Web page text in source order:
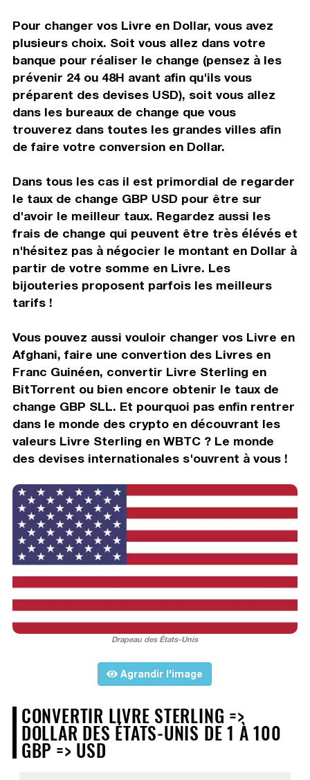
Pour changer vos Livre en Dollar, vous avez
plusieurs choix. Soit vous allez dans votre
banque pour réaliser le change (pensez à les
prévenir 24 ou 48H avant afin qu'ils vous
préparent des devises USD), soit vous allez
dans les bureaux de change que vous
trouverez dans toutes les grandes villes afin
de faire votre conversion en Dollar.
Dans tous les cas il est primordial de regarder
le taux de change GBP USD pour être sur
d'avoir le meilleur taux. Regardez aussi les
frais de change qui peuvent être très élévés et
n'hésitez pas à négocier le montant en Dollar à
partir de votre somme en Livre. Les
bijouteries proposent parfois les meilleurs
tarifs !
Vous pouvez aussi vouloir changer vos Livre en
Afghani, faire une convertion des Livres en
Franc Guinéen, convertir Livre Sterling en
BitTorrent ou bien encore obtenir le taux de
change GBP SLL. Et pourquoi pas enfin rentrer
dans le monde des crypto en découvrant les
valeurs Livre Sterling en WBTC ? Le monde
des devises internationales s'ouvrent à vous !
Drapeau des États-Unis
Agrandir l'image
CONVERTIR LIVRE STERLING =>
DOLLAR DES ÉTATS-UNIS DE 1 À 100
GBP => USD